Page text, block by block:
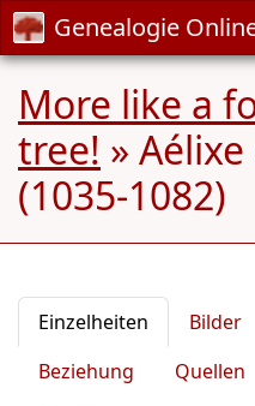
Genealogie
More like a
tree! »
(1035-1082)
Einzelheiten Bilder
Beziehung
Quellen